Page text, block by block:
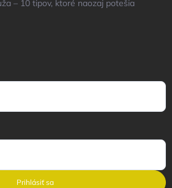
– 10 tipov, ktoré naozaj potešia
Prihlásiť sa